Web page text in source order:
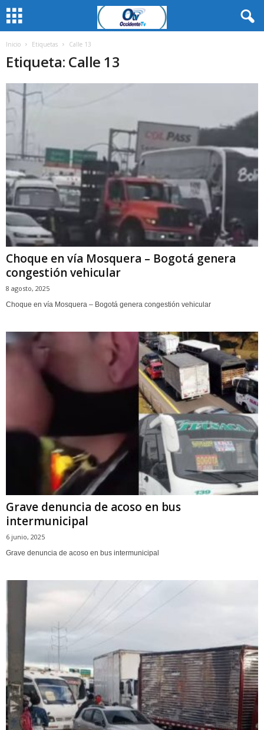
Inicio Etiquetas Calle 13
Etiqueta: Calle 13
Choque en vía Mosquera – Bogotá genera
congestión vehicular
8 agosto, 2025
Choque en vía Mosquera – Bogotá genera congestión vehicular
Grave denuncia de acoso en bus
intermunicipal
6 junio, 2025
Grave denuncia de acoso en bus intermunicipal